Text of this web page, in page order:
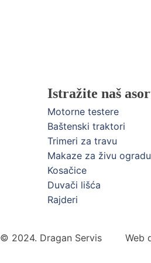
Istražite naš
Motorne testere
Baštenski traktori
Trimeri za travu
Makaze za živu ogradu
Kosačice
Duvači lišća
Rajderi
© 2024. Dragan Servis Web